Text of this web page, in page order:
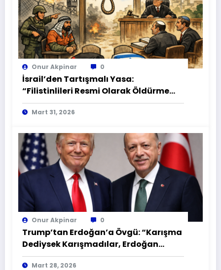
Onur Akpinar 0
İsrail’den Tartışmalı Yasa:
“Filistinlileri Resmi Olarak Öldürme
Yasası” mı?
Mart 31, 2026
Onur Akpinar 0
Trump’tan Erdoğan’a Övgü: “Karışma
Dediysek Karışmadılar, Erdoğan
Şahane Bir Lider!
Mart 28, 2026